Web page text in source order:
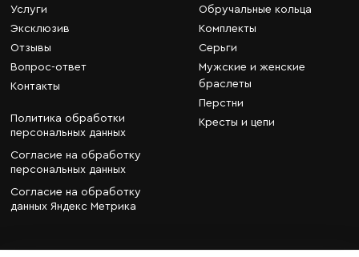
Услуги
Эксклюзив
Отзывы
Вопрос-ответ
Контакты
Политика обработки
персональных данных
Согласие на обработку
персональных данных
Согласие на обработку
данных Яндекс Метрика
Обручальные кольца
Комплекты
Серьги
Мужские и женские
браслеты
Перстни
Кресты и цепи